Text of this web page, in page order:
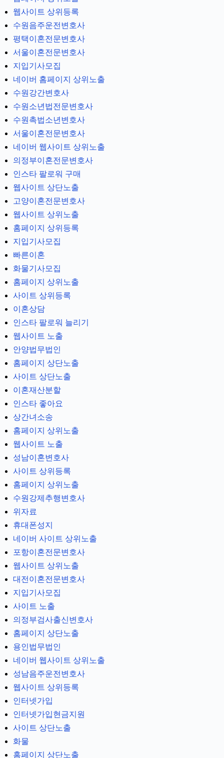
웹사이트 상위등록
수원음주운전변호사
평택이혼전문변호사
서울이혼전문변호사
지입기사모집
네이버 홈페이지 상위노출
수원강간변호사
수원소년법전문변호사
수원촉법소년변호사
서울이혼전문변호사
네이버 웹사이트 상위노출
의정부이혼전문변호사
인스타 팔로워 구매
웹사이트 상단노출
고양이혼전문변호사
웹사이트 상위노출
홈페이지 상위등록
지입기사모집
빠른이혼
화물기사모집
홈페이지 상위노출
사이트 상위등록
이혼상담
인스타 팔로워 늘리기
웹사이트 노출
안양법무법인
홈페이지 상단노출
사이트 상단노출
이혼재산분할
인스타 좋아요
상간녀소송
홈페이지 상위노출
웹사이트 노출
성남이혼변호사
사이트 상위등록
홈페이지 상위노출
수원강제추행변호사
위자료
휴대폰성지
네이버 사이트 상위노출
포항이혼전문변호사
웹사이트 상위노출
대전이혼전문변호사
지입기사모집
사이트 노출
의정부검사출신변호사
홈페이지 상단노출
용인법무법인
네이버 웹사이트 상위노출
성남음주운전변호사
웹사이트 상위등록
인터넷가입
인터넷가입현금지원
사이트 상단노출
화물
홈페이지 상단노출